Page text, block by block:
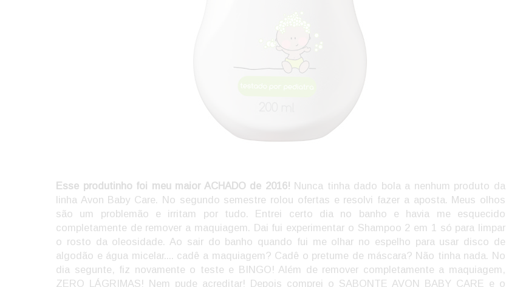
Esse produtinho foi meu maior ACHADO de 2016! Nunca tinha dado bola a nenhum produto da
linha Avon Baby Care. No segundo semestre rolou ofertas e resolvi fazer a aposta. Meus olhos
são um problemão e irritam por tudo. Entrei certo dia no banho e havia me esquecido
completamente de remover a maquiagem. Dai fui experimentar o Shampoo 2 em 1 só para limpar
o rosto da oleosidade. Ao sair do banho quando fui me olhar no espelho para usar disco de
algodão e água micelar.... cadê a maquiagem? Cadê o pretume de máscara? Não tinha nada. No
dia segunte, fiz novamente o teste e BINGO! Além de remover completamente a maquiagem,
ZERO LÁGRIMAS! Nem pude acreditar! Depois comprei o SABONTE AVON BABY CARE e o